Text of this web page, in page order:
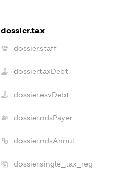
dossier.tax
dossier.staff
dossier.taxDebt
dossier.esvDebt
dossier.ndsPayer
dossier.ndsAnnul
dossier.single_tax_reg